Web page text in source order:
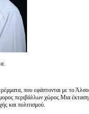
που εφάπτονται με το
περιβάλλων χώρος.Μια
και πολιτισμού.